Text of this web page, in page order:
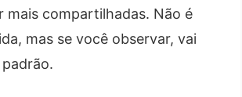
mais compartilhadas. Não é
mas se você observar, vai